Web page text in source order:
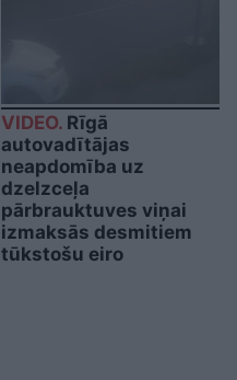
VIDEO. Rīgā
autovadītājas
neapdomība uz
dzelzceļa
pārbrauktuves viņai
izmaksās desmitiem
tūkstošu eiro